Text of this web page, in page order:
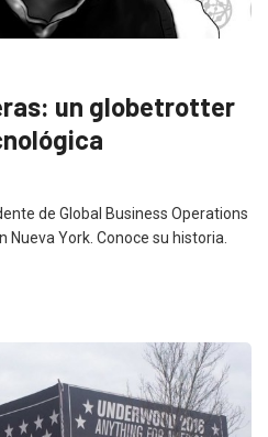
un globetrotter
de Global Business Operations
Nueva York. Conoce su historia.